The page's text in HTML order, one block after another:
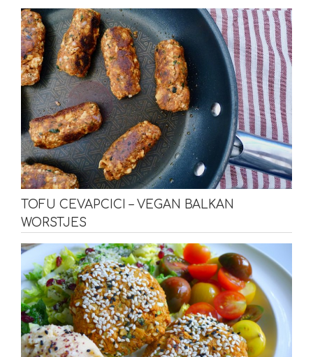
TOFU CEVAPCICI – VEGAN BALKAN
WORSTJES